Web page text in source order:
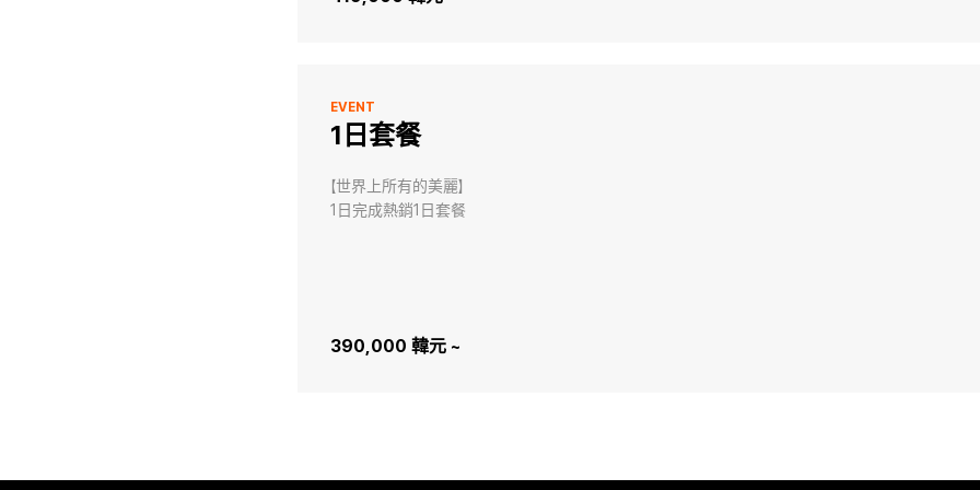
EVENT
1日套餐
【世界上所有的美麗】
1日完成熱銷1日套餐
390,000 韓元 ~